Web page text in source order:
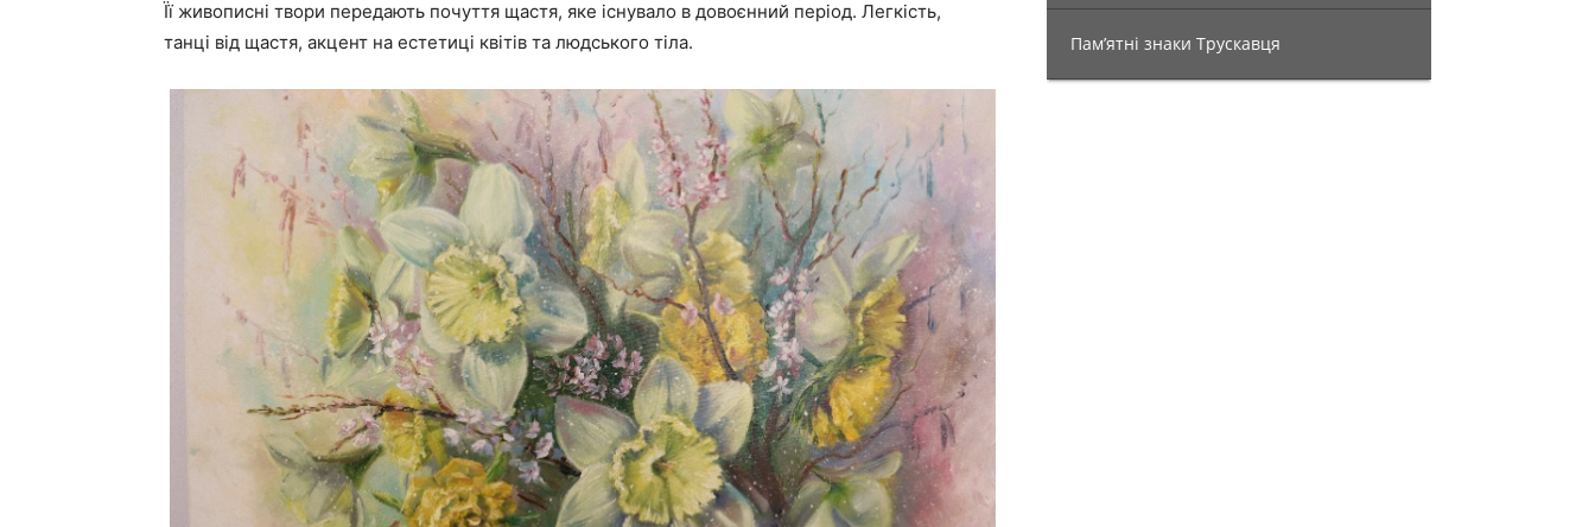
Її живописні твори передають почуття щастя, яке існувало в довоєнний період. Легкість,
танці від щастя, акцент на естетиці квітів та людського тіла.
Пам’ятні знаки Трускавця